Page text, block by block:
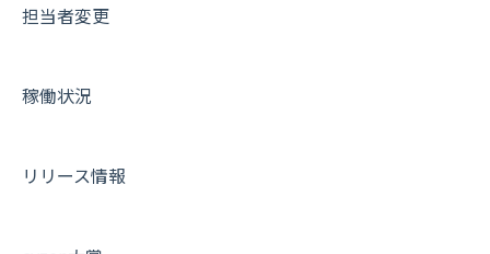
お知らせ
商品
契約・その他
メンバー画面について
担当者変更
稼働状況
リリース情報